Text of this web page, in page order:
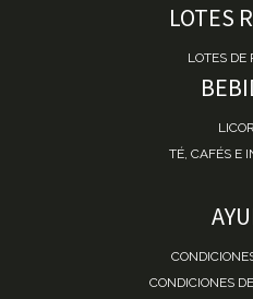
LOTES
LOTES DE
TÉ, CAFÉS E
CONDICIONES